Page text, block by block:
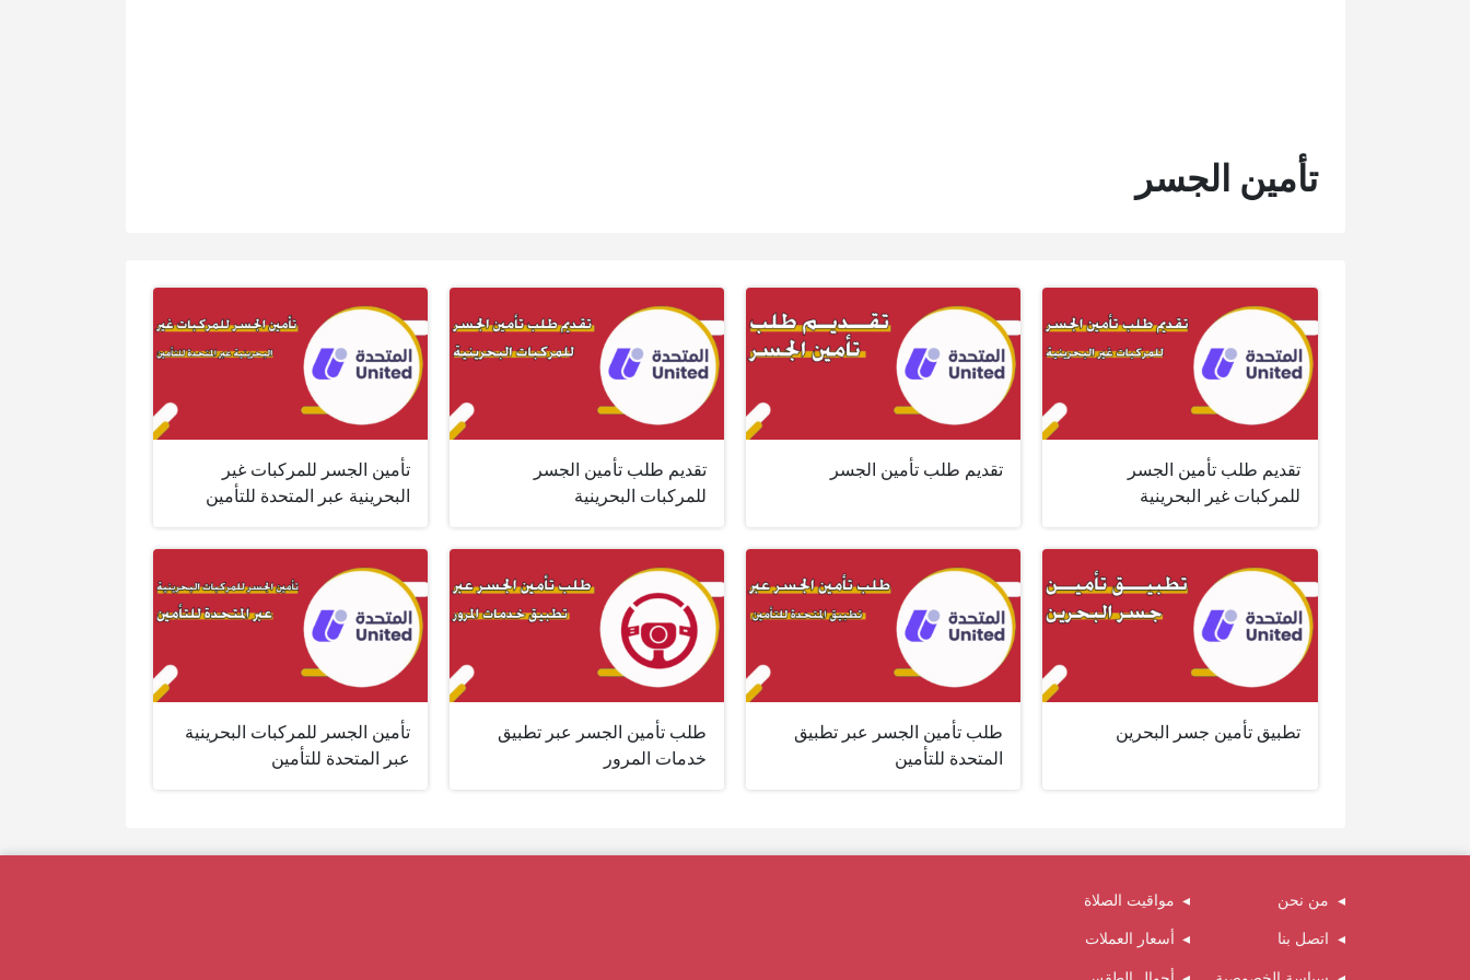
تأمين الجسر
تقديم طلب تأمين الجسر
للمركبات غير البحرينية
تقديم طلب تأمين الجسر
تقديم طلب تأمين الجسر
للمركبات البحرينية
تأمين الجسر للمركبات غير
البحرينية عبر المتحدة للتأمين
تطبيق تأمين جسر البحرين
طلب تأمين الجسر عبر تطبيق
المتحدة للتأمين
طلب تأمين الجسر عبر تطبيق
خدمات المرور
تأمين الجسر للمركبات البحرينية
عبر المتحدة للتأمين
من نحن
اتصل بنا
مواقيت الصلاة
أسعار العملات